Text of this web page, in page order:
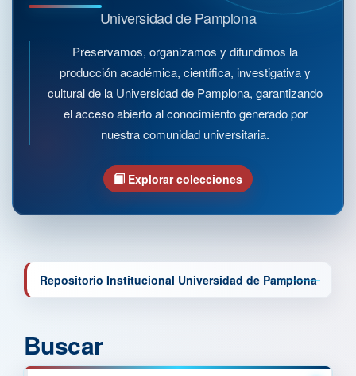
Universidad de Pamplona
Preservamos, organizamos y difundimos la
producción académica, científica, investigativa y
cultural de la Universidad de Pamplona, garantizando
el acceso abierto al conocimiento generado por
nuestra comunidad universitaria.
Explorar colecciones
Repositorio Institucional Universidad de Pamplona
Buscar